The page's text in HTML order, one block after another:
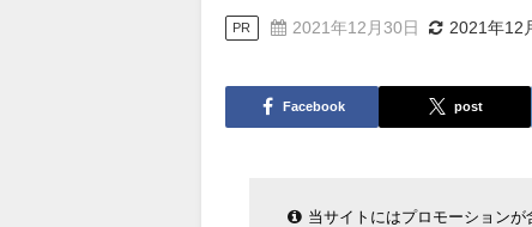
PR 2021年12月30日 2021年12
Facebook post
当サイトにはプロモーションが